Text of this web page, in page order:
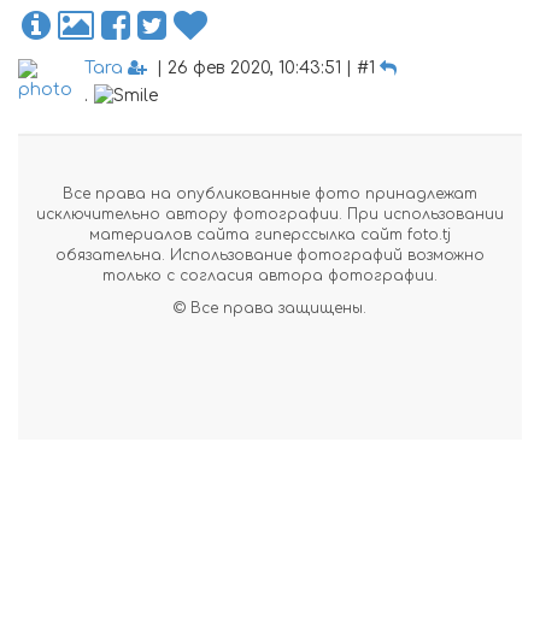
Tara
| 26 фев 2020, 10:43:51 | #1
.
Все права на опубликованные фото принадлежат
исключительно автору фотографии. При использовании
материалов сайта гиперссылка сайт foto.tj
обязательна. Использование фотографий возможно
только с согласия автора фотографии.
© Все права защищены.